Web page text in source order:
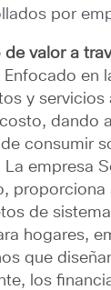
por
de valor a
Enfocado en
y servicios
dando
consumir
La empresa
proporciona
de
hogares,
que
los